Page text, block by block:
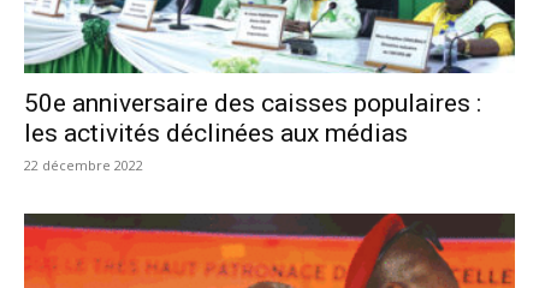
50e anniversaire des caisses populaires :
les activités déclinées aux médias
22 décembre 2022